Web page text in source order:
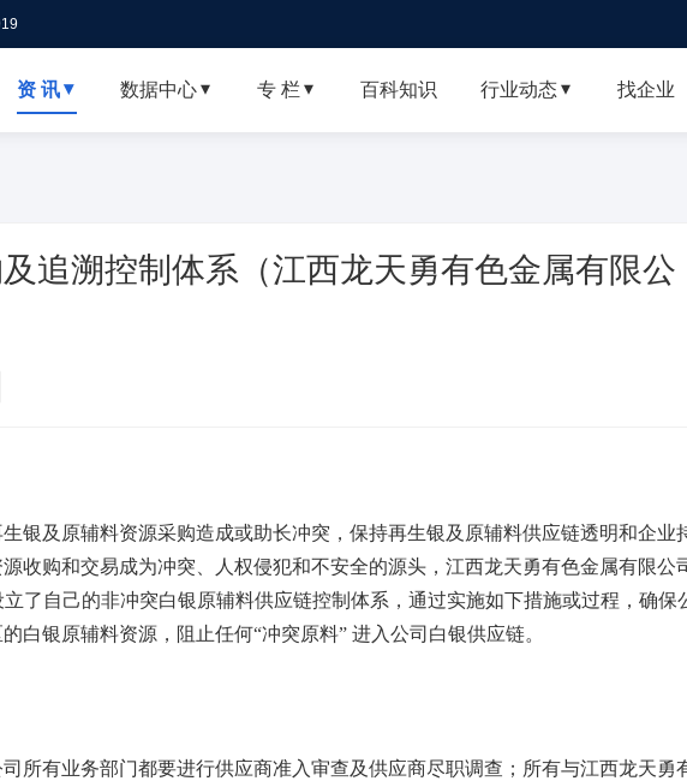
资 讯  数据中心  专 栏  百科知识 行业动态  找企业
追溯控制体系（江西龙天勇有色金属有限公
及原辅料资源采购造成或助长冲突，保持再生银及原辅料供应链透明和企业
收购和交易成为冲突、人权侵犯和不安全的源头，江西龙天勇有色金属有限公
了自己的非冲突白银原辅料供应链控制体系，通过实施如下措施或过程，确保
白银原辅料资源，阻止任何“冲突原料” 进入公司白银供应链。
有业务部门都要进行供应商准入审查及供应商尽职调查；所有与江西龙天勇